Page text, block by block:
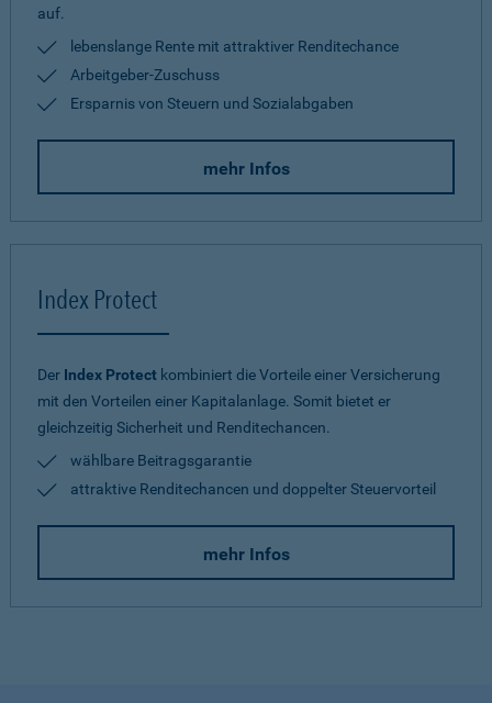
auf.
lebenslange Rente mit attraktiver Renditechance
Arbeitgeber-Zuschuss
Ersparnis von Steuern und Sozialabgaben
mehr Infos
Index Protect
Der Index Protect kombiniert die Vorteile einer Versicherung
mit den Vorteilen einer Kapitalanlage. Somit bietet er
gleichzeitig Sicherheit und Renditechancen.
wählbare Beitragsgarantie
attraktive Renditechancen und doppelter Steuervorteil
mehr Infos